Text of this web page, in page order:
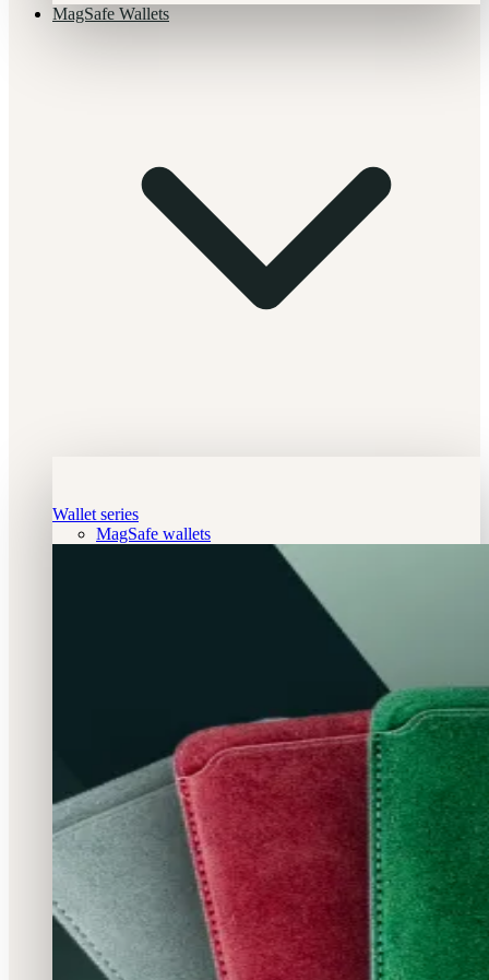
MagSafe Wallets
Wallet series
MagSafe wallets